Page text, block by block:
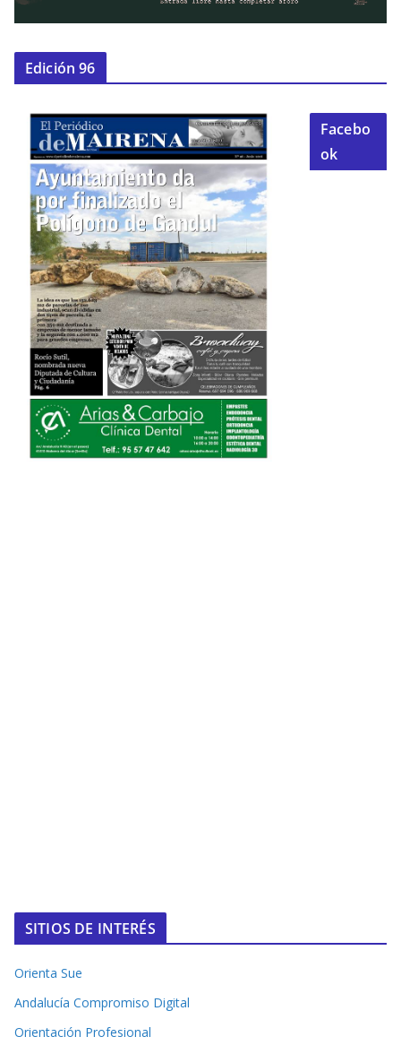
Edición 96
Facebo
ok
SITIOS DE INTERÉS
Orienta Sue
Andalucía Compromiso Digital
Orientación Profesional